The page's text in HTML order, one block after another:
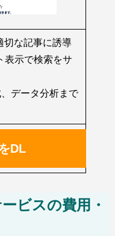
切な記事に誘導
表示で検索をサ
データ分析まで
DL
ビスの費用・